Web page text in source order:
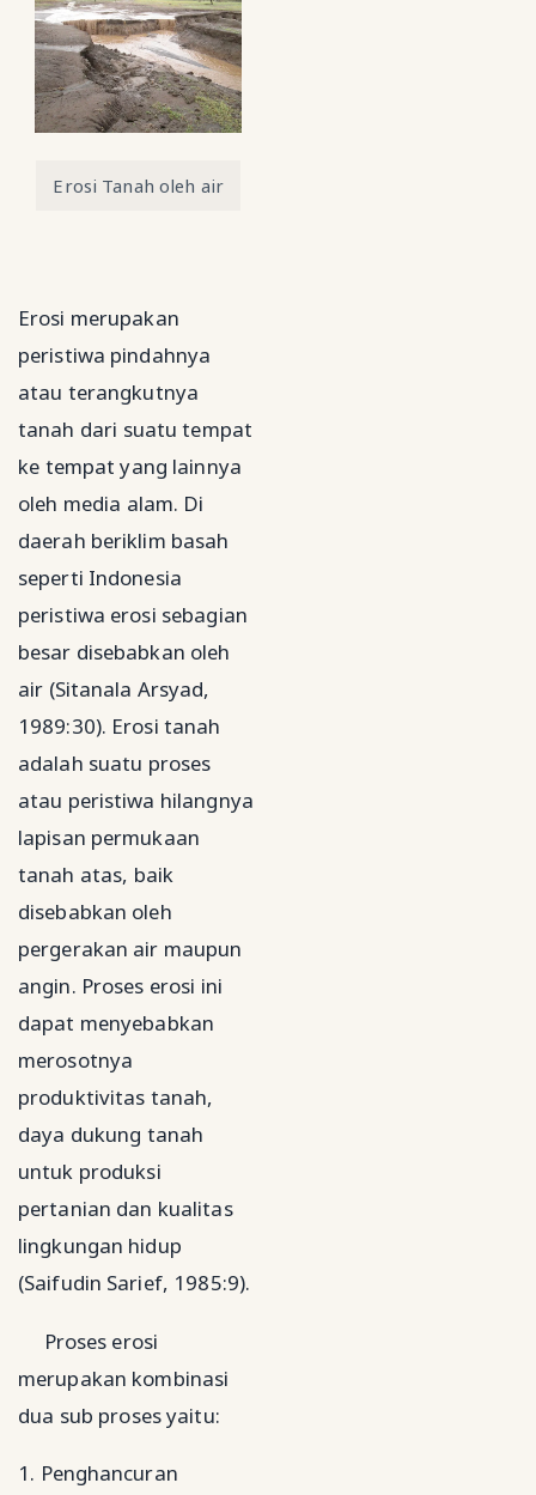
Erosi Tanah oleh air
Erosi merupakan
peristiwa pindahnya
atau terangkutnya
tanah dari suatu tempat
ke tempat yang lainnya
oleh media alam. Di
daerah beriklim basah
seperti Indonesia
peristiwa erosi sebagian
besar disebabkan oleh
air (Sitanala Arsyad,
1989:30). Erosi tanah
adalah suatu proses
atau peristiwa hilangnya
lapisan permukaan
tanah atas, baik
disebabkan oleh
pergerakan air maupun
angin. Proses erosi ini
dapat menyebabkan
merosotnya
produktivitas tanah,
daya dukung tanah
untuk produksi
pertanian dan kualitas
lingkungan hidup
(Saifudin Sarief, 1985:9).
Proses erosi
merupakan kombinasi
dua sub proses yaitu:
1. Penghancuran